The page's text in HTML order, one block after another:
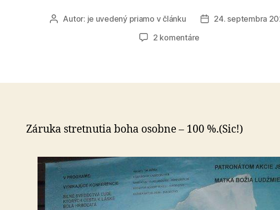
AutorAutor: je uvedený priamo v článku
Dátum
24. septembra
2 komentáre
klamú?
Záruka stretnutia boha osobne – 100 %.(Sic!)